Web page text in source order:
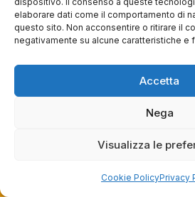
elaborare dati come il comportamento di
questo sito. Non acconsentire o ritirare il
negativamente su alcune caratteristiche e
Accetta
Nega
Visualizza le
Cookie PolicyPrivacy
l'acquisto sia andato liscio, e che
fornire il servizio giusto a clienti
questa settimana
raccolte e